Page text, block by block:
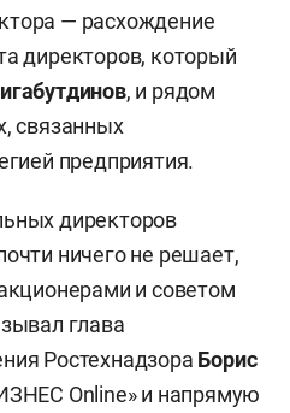
— расхождение
директоров, который
, и рядом
связанных
предприятия.
директоров
ничего не решает,
и советом
глава
Ростехнадзора Борис
Online» и напрямую